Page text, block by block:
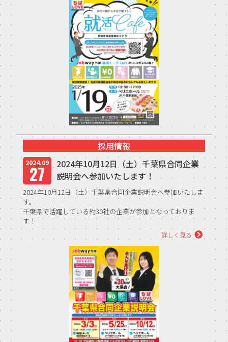
お問い合わせ
採用情報
2024.09
27
2024年10月12日（土）千葉県合同企業
説明会へ参加いたします！
2024年10月12日（土）千葉県合同企業説明会へ参加いたしま
す。
千葉県で活躍している約30社の企業が参加となっておりま
す！
【開催日時】
10月12日（土）13：30～17：00（学...
詳しく見る